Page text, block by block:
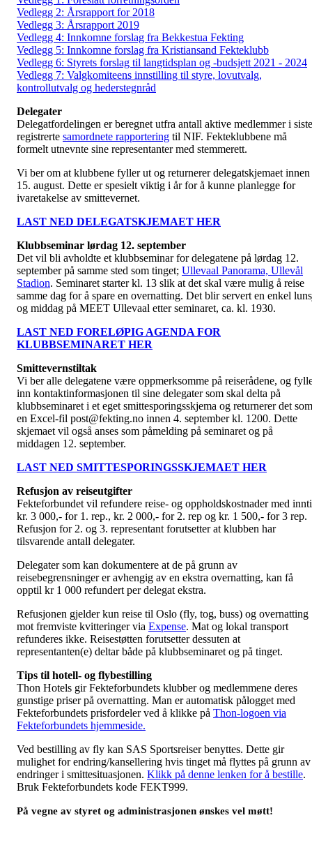
Vedlegg 2: Årsrapport for 2018
Vedlegg 3: Årsrapport 2019
Vedlegg 4: Innkomne forslag fra Bekkestua Fekting
Vedlegg 5: Innkomne forslag fra Kristiansand Fekteklubb
Vedlegg 6: Styrets forslag til langtidsplan og -budsjett 2021 - 2024
Vedlegg 7: Valgkomiteens innstilling til styre, lovutvalg,
kontrollutvalg og hederstegnråd
Delegater
Delegatfordelingen er beregnet utfra antall aktive medlemmer i siste
registrerte samordnete rapportering til NIF. Fekteklubbene må
formelt utnevnte sine representanter med stemmerett.
Vi ber om at klubbene fyller ut og returnerer delegatskjemaet innen
15. august. Dette er spesielt viktig i år for å kunne planlegge for
ivaretakelse av smittevernet.
LAST NED DELEGATSKJEMAET HER
Klubbseminar lørdag 12. september
Det vil bli avholdte et klubbseminar for delegatene på lørdag 12.
september på samme sted som tinget; Ullevaal Panorama, Ullevål
Stadion. Seminaret starter kl. 13 slik at det skal være mulig å reise
samme dag for å spare en overnatting. Det blir servert en enkel
og middag på MEET Ullevaal etter seminaret, ca. kl. 1930.
LAST NED FORELØPIG AGENDA FOR
KLUBBSEMINARET HER
Smittevernstiltak
Vi ber alle delegatene være oppmerksomme på reiserådene, og
inn kontaktinformasjonen til sine delegater som skal delta på
klubbseminaret i et eget smittesporingsskjema og returnerer det som
en Excel-fil post@fekting.no innen 4. september kl. 1200. Dette
skjemaet vil også anses som påmelding på seminaret og på
middagen 12. september.
LAST NED SMITTESPORINGSSKJEMAET HER
Refusjon av reiseutgifter
Fekteforbundet vil refundere reise- og oppholdskostnader med
kr. 3 000,- for 1. rep., kr. 2 000,- for 2. rep og kr. 1 500,- for 3 rep.
Refusjon for 2. og 3. representant forutsetter at klubben har
tilsvarende antall delegater.
Delegater som kan dokumentere at de på grunn av
reisebegrensninger er avhengig av en ekstra overnatting, kan få
opptil kr 1 000 refundert per delegat ekstra.
Refusjonen gjelder kun reise til Oslo (fly, tog, buss) og overnatting
mot fremviste kvitteringer via Expense. Mat og lokal transport
refunderes ikke. Reisestøtten forutsetter dessuten at
representanten(e) deltar både på klubbseminaret og på tinget.
Tips til hotell- og flybestilling
Thon Hotels gir Fekteforbundets klubber og medlemmene deres
gunstige priser på overnatting. Man er automatisk pålogget med
Fekteforbundets prisfordeler ved å klikke på Thon-logoen via
Fekteforbundets hjemmeside.
Ved bestilling av fly kan SAS Sportsreiser benyttes. Dette gir
mulighet for endring/kansellering hvis tinget må flyttes på grunn av
endringer i smittesituasjonen. Klikk på denne lenken for å bestille.
Bruk Fekteforbundets kode FEKT999.
På vegne av styret og administrasjonen ønskes vel møtt!